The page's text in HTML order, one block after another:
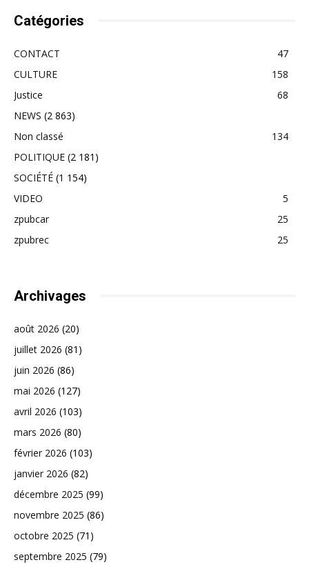
Catégories
CONTACT
47
CULTURE
158
Justice
68
NEWS (2 863)
Non classé
134
POLITIQUE (2 181)
SOCIÉTÉ (1 154)
VIDEO
5
zpubcar
25
zpubrec
25
Archivages
août 2026 (20)
juillet 2026 (81)
juin 2026 (86)
mai 2026 (127)
avril 2026 (103)
mars 2026 (80)
février 2026 (103)
janvier 2026 (82)
décembre 2025 (99)
novembre 2025 (86)
octobre 2025 (71)
septembre 2025 (79)